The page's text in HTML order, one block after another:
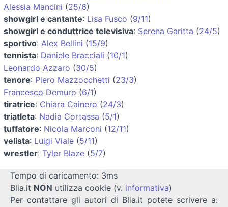
Alessia Mancini (25/6)
showgirl e cantante: Lisa Fusco (9/11)
showgirl e conduttrice televisiva: Serena Garitta (24/5)
sportivo: Alex Bellini (15/9)
tennista: Daniele Bracciali (10/1)
Leonardo Azzaro (30/5)
tenore: Piero Mazzocchetti (23/3)
Francesco Demuro (6/1)
tiratrice: Chiara Cainero (24/3)
triatleta: Nadia Cortassa (5/1)
tuffatore: Nicola Marconi (12/11)
velista: Luigi Viale (5/11)
wrestler: Tyler Blaze (5/7)
Tempo di caricamento: 3ms
Blia.it NON utilizza cookie (v. informativa)
Per contattare gli autori di Blia.it potete scrivere a: